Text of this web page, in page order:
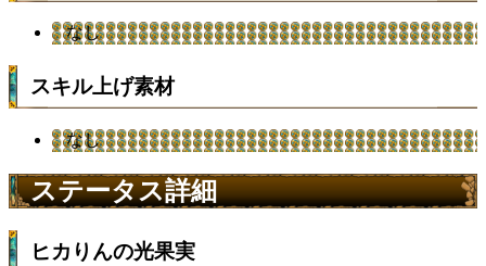
なし
スキル上げ素材
なし
ステータス詳細
ヒカりんの光果実